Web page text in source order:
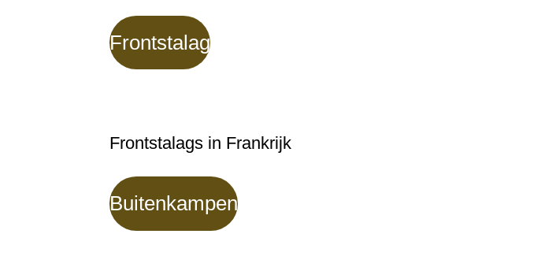
Frontstalag
Frontstalags in Frankrijk
Buitenkampen